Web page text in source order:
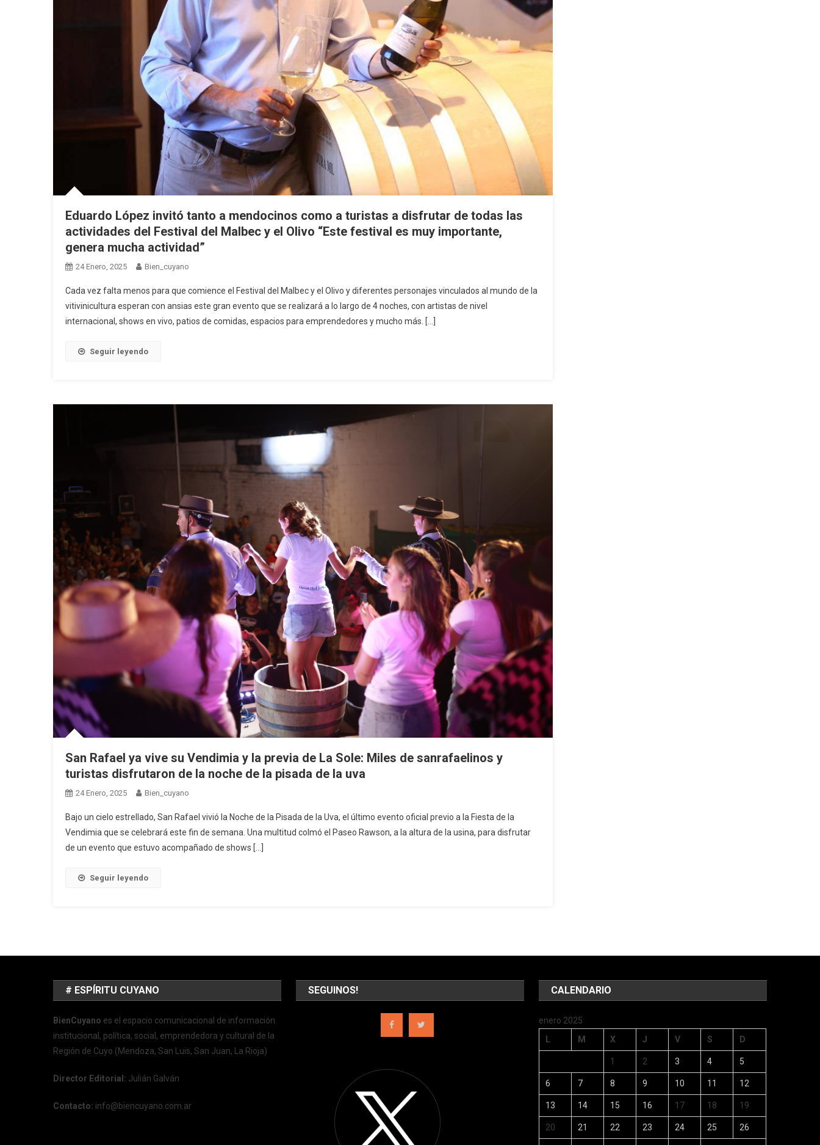
Eduardo López invitó tanto a mendocinos como a turistas a disfrutar de todas las
actividades del Festival del Malbec y el Olivo “Este festival es muy importante,
genera mucha actividad”
24 Enero, 2025 Bien_cuyano
Cada vez falta menos para que comience el Festival del Malbec y el Olivo y diferentes personajes vinculados al mundo de la
vitivinicultura esperan con ansias este gran evento que se realizará a lo largo de 4 noches, con artistas de nivel
internacional, shows en vivo, patios de comidas, espacios para emprendedores y mucho más. […]
Seguir leyendo
San Rafael ya vive su Vendimia y la previa de La Sole: Miles de sanrafaelinos y
turistas disfrutaron de la noche de la pisada de la uva
24 Enero, 2025 Bien_cuyano
Bajo un cielo estrellado, San Rafael vivió la Noche de la Pisada de la Uva, el último evento oficial previo a la Fiesta de la
Vendimia que se celebrará este fin de semana. Una multitud colmó el Paseo Rawson, a la altura de la usina, para disfrutar
de un evento que estuvo acompañado de shows […]
Seguir leyendo
# ESPÍRITU CUYANO
BienCuyano es el espacio comunicacional de información
institucional, política, social, emprendedora y cultural de la
Región de Cuyo (Mendoza, San Luis, San Juan, La Rioja)
Director Editorial: Julián Galván
Contacto: info@biencuyano.com.ar
SEGUINOS! CALENDARIO
enero 2025
L
M X J V S D
1 2 3 4 5
6 7 8 9 10 11 12
13 14 15 16 17 18 19
20 21 22 23 24 25 26